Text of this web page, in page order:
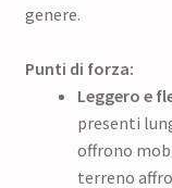
genere.
Punti di forza:
Leggero e
presenti
offrono
terreno